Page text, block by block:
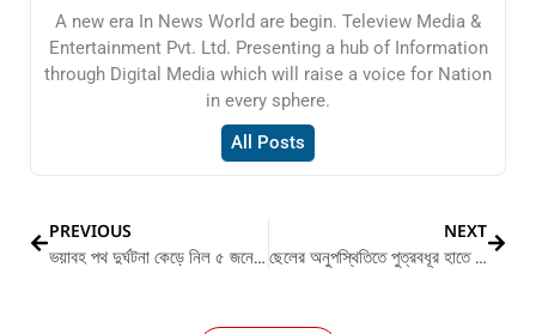
A new era In News World are begin. Teleview Media &
Entertainment Pvt. Ltd. Presenting a hub of Information
through Digital Media which will raise a voice for Nation
in every sphere.
All Posts
PREVIOUS
ভয়াবহ পথ দুর্ঘটনা কেড়ে নিল ৫ জনের প্রাণ
NEXT
ছেলের অনুপস্থিতিতে পুত্রবধূর হাতে খুন হলেন শাশুড়ি